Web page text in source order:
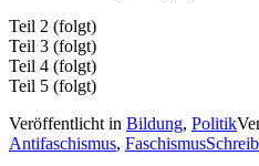
Teil 2 (folgt)
Teil 3 (folgt)
Teil 4 (folgt)
Teil 5 (folgt)
Veröffentlicht in Bildung, Politik
Antifaschismus, Faschismus